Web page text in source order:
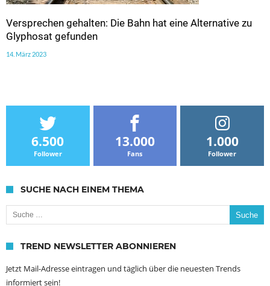
Versprechen gehalten: Die Bahn hat eine Alternative zu
Glyphosat gefunden
14. März 2023
6.500
Follower
13.000
Fans
1.000
Follower
SUCHE NACH EINEM THEMA
Suche nach:
TREND NEWSLETTER ABONNIEREN
Jetzt Mail-Adresse eintragen und täglich über die neuesten Trends
informiert sein!